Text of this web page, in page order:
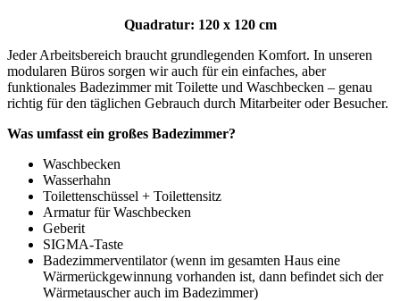
Quadratur: 120 x 120 cm
Jeder Arbeitsbereich braucht grundlegenden Komfort. In unseren
modularen Büros sorgen wir auch für ein einfaches, aber
funktionales Badezimmer mit Toilette und Waschbecken – genau
richtig für den täglichen Gebrauch durch Mitarbeiter oder Besucher.
Was umfasst ein großes Badezimmer?
Waschbecken
Wasserhahn
Toilettenschüssel + Toilettensitz
Armatur für Waschbecken
Geberit
SIGMA-Taste
Badezimmerventilator (wenn im gesamten Haus eine
Wärmerückgewinnung vorhanden ist, dann befindet sich der
Wärmetauscher auch im Badezimmer)